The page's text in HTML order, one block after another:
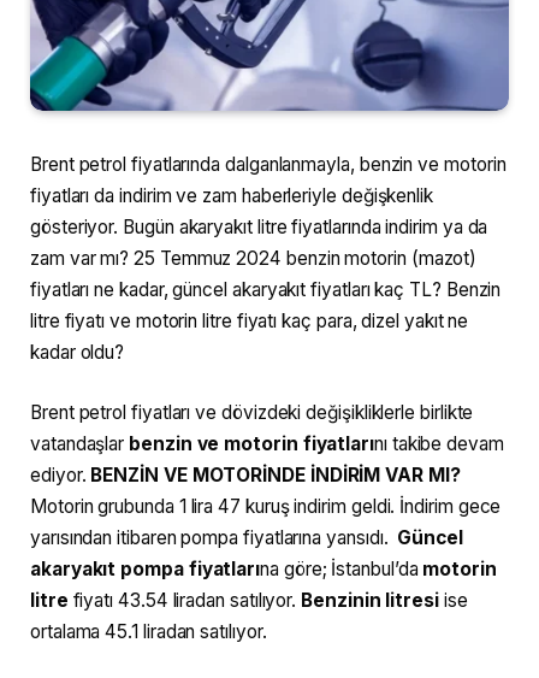
Brent petrol fiyatlarında dalganlanmayla, benzin ve motorin
fiyatları da indirim ve zam haberleriyle değişkenlik
gösteriyor. Bugün akaryakıt litre fiyatlarında indirim ya da
zam var mı? 25 Temmuz 2024 benzin motorin (mazot)
fiyatları ne kadar, güncel akaryakıt fiyatları kaç TL? Benzin
litre fiyatı ve motorin litre fiyatı kaç para, dizel yakıt ne
kadar oldu?
Brent petrol fiyatları ve dövizdeki değişikliklerle birlikte
vatandaşlar benzin ve motorin fiyatlarını takibe devam
ediyor. BENZİN VE MOTORİNDE İNDİRİM VAR MI?
Motorin grubunda 1 lira 47 kuruş indirim geldi. İndirim gece
yarısından itibaren pompa fiyatlarına yansıdı. Güncel
akaryakıt pompa fiyatlarına göre; İstanbul’da motorin
litre fiyatı 43.54 liradan satılıyor. Benzinin litresiise
ortalama 45.1 liradan satılıyor.